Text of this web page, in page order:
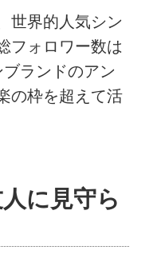
世界的人気シン
フォロワー数は
ランドのアン
の枠を超えて活
に見守ら